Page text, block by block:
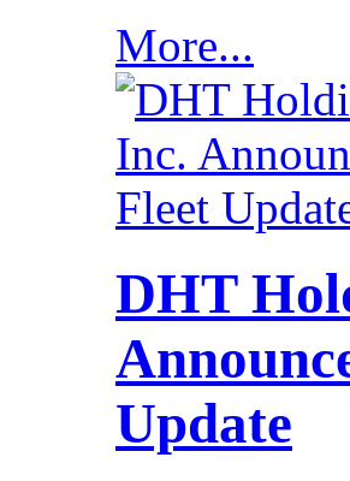
More...
DHT
Update